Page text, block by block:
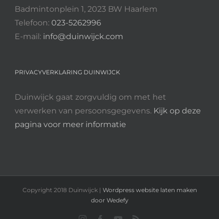
Badmintonplein 1, 2023 BW Haarlem
Telefoon: 023-5262996
E-mail: info@duinwijck.com
PRIVACYVERKLARING DUINWIJCK
Duinwijck gaat zorgvuldig om met het
verwerken van persoonsgegevens. Kijk op deze
pagina voor meer informatie
Copyright 2018 Duinwijck | Wordpress website laten maken
door Wedefy